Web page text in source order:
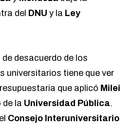
del DNU y la Ley
desacuerdo de los
universitarios tiene que ver
que aplicó Milei
la Universidad Pública.
Consejo Interuniversitario